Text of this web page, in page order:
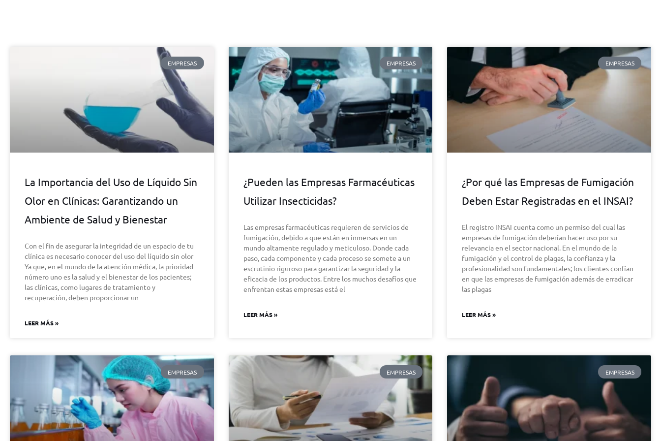
EMPRESAS
La Importancia del Uso de Líquido Sin
Olor en Clínicas: Garantizando un
Ambiente de Salud y Bienestar
Con el fin de asegurar la integridad de un espacio de tu
clínica es necesario conocer del uso del líquido sin olor
Ya que, en el mundo de la atención médica, la prioridad
número uno es la salud y el bienestar de los pacientes;
las clínicas, como lugares de tratamiento y
recuperación, deben proporcionar un
LEER MÁS »
EMPRESAS
¿Pueden las Empresas Farmacéuticas
Utilizar Insecticidas?
Las empresas farmacéuticas requieren de servicios de
fumigación, debido a que están en inmersas en un
mundo altamente regulado y meticuloso. Donde cada
paso, cada componente y cada proceso se somete a un
escrutinio riguroso para garantizar la seguridad y la
eficacia de los productos. Entre los muchos desafíos que
enfrentan estas empresas está el
LEER MÁS »
EMPRESAS
¿Por qué las Empresas de Fumigación
Deben Estar Registradas en el INSAI?
El registro INSAI cuenta como un permiso del cual las
empresas de fumigación deberían hacer uso por su
relevancia en el sector nacional. En el mundo de la
fumigación y el control de plagas, la confianza y la
profesionalidad son fundamentales; los clientes confían
en que las empresas de fumigación además de erradicar
las plagas
LEER MÁS »
EMPRESAS EMPRESAS EMPRESAS